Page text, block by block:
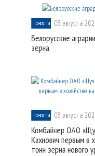
Новости 03 августа
Белорусские
зерна
Новости 03 августа
Комбайнер ОАО
Кахнович первым в
тонн зерна нового